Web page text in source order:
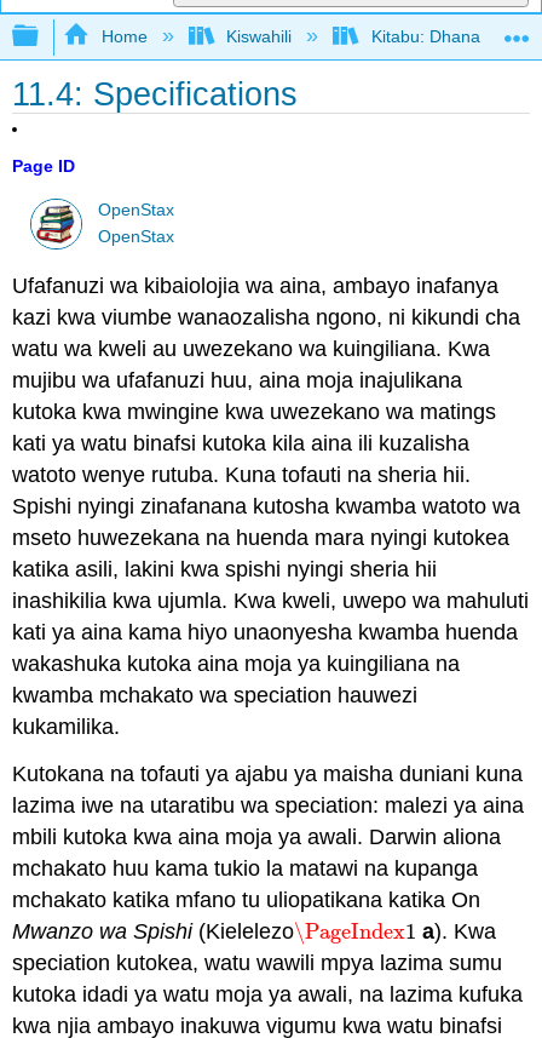
Expand/collapse global hierarchy
Home Kiswahili Kitabu: Dhana katika
11.4: Specifications
Page ID
OpenStax
OpenStax
Ufafanuzi wa kibaiolojia wa aina, ambayo inafanya
kazi kwa viumbe wanaozalisha ngono, ni kikundi cha
watu wa kweli au uwezekano wa kuingiliana. Kwa
mujibu wa ufafanuzi huu, aina moja inajulikana
kutoka kwa mwingine kwa uwezekano wa matings
kati ya watu binafsi kutoka kila aina ili kuzalisha
watoto wenye rutuba. Kuna tofauti na sheria hii.
Spishi nyingi zinafanana kutosha kwamba watoto wa
mseto huwezekana na huenda mara nyingi kutokea
katika asili, lakini kwa spishi nyingi sheria hii
inashikilia kwa ujumla. Kwa kweli, uwepo wa mahuluti
kati ya aina kama hiyo unaonyesha kwamba huenda
wakashuka kutoka aina moja ya kuingiliana na
kwamba mchakato wa speciation hauwezi
kukamilika.
Kutokana na tofauti ya ajabu ya maisha duniani kuna
lazima iwe na utaratibu wa speciation: malezi ya aina
mbili kutoka kwa aina moja ya awali. Darwin aliona
mchakato huu kama tukio la matawi na kupanga
mchakato katika mfano tu uliopatikana katika On
Mwanzo wa Spishi(Kielelezo\PageIndex1
\PageIndex1 a). Kwa
speciation kutokea, watu wawili mpya lazima sumu
kutoka idadi ya watu moja ya awali, na lazima kufuka
kwa njia ambayo inakuwa vigumu kwa watu binafsi